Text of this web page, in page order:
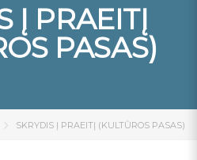
Į PRAEITĮ
PASAS)
SKRYDIS Į PRAEITĮ (KULTŪROS PASAS)